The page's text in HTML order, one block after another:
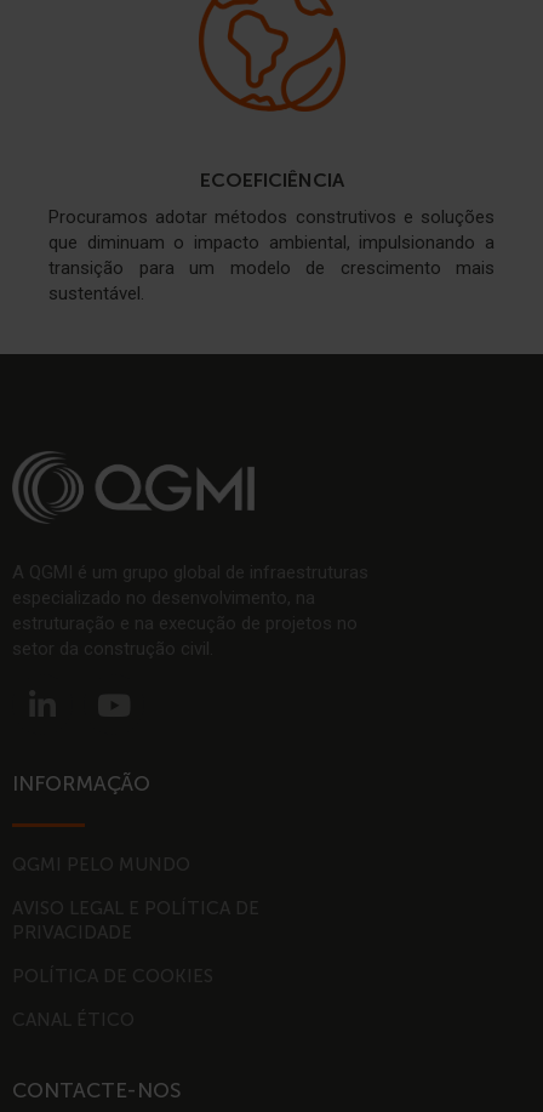
ECOEFICIÊNCIA
Procuramos adotar métodos construtivos e soluções
que diminuam o impacto ambiental, impulsionando a
transição para um modelo de crescimento mais
sustentável.
A QGMI é um grupo global de infraestruturas
especializado no desenvolvimento, na
estruturação e na execução de projetos no
setor da construção civil.
i
k
i
n
-
i
n
Y
o
t
e
INFORMAÇÃO
QGMI PELO MUNDO
AVISO LEGAL E POLÍTICA DE
PRIVACIDADE
POLÍTICA DE COOKIES
CANAL ÉTICO
CONTACTE-NOS